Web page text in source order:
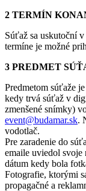
2 TERMÍN
Súťaž sa uskutoční
termíne je možné
3 PREDMET
Predmetom súťaže
kedy trvá súťaž v
zmenšené snímky)
event@budamar.sk.
vodotlač.
Pre zaradenie do
emaile uviedol svoje
dátum kedy bola
Fotografie, ktorými
propagačné a